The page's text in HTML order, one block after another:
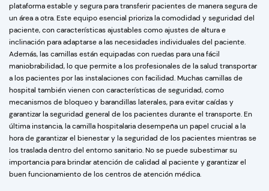
plataforma estable y segura para transferir pacientes de manera segura de
un área a otra. Este equipo esencial prioriza la comodidad y seguridad del
paciente, con características ajustables como ajustes de altura e
inclinación para adaptarse a las necesidades individuales del paciente.
Además, las camillas están equipadas con ruedas para una fácil
maniobrabilidad, lo que permite a los profesionales de la salud transportar
a los pacientes por las instalaciones con facilidad. Muchas camillas de
hospital también vienen con características de seguridad, como
mecanismos de bloqueo y barandillas laterales, para evitar caídas y
garantizar la seguridad general de los pacientes durante el transporte. En
última instancia, la camilla hospitalaria desempeña un papel crucial a la
hora de garantizar el bienestar y la seguridad de los pacientes mientras se
los traslada dentro del entorno sanitario. No se puede subestimar su
importancia para brindar atención de calidad al paciente y garantizar el
buen funcionamiento de los centros de atención médica.